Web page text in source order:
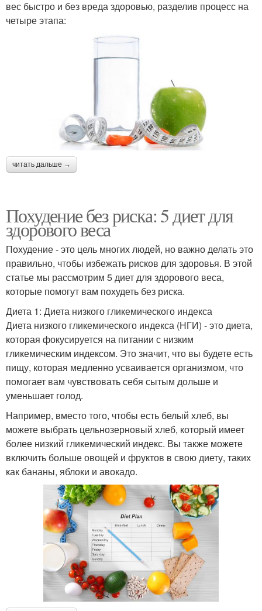
вес быстро и без вреда здоровью, разделив процесс на
четыре этапа:
читать дальше →
Похудение без риска: 5 диет для
здорового веса
Похудение - это цель многих людей, но важно делать это
правильно, чтобы избежать рисков для здоровья. В этой
статье мы рассмотрим 5 диет для здорового веса,
которые помогут вам похудеть без риска.
Диета 1: Диета низкого гликемического индекса
Диета низкого гликемического индекса (НГИ) - это диета,
которая фокусируется на питании с низким
гликемическим индексом. Это значит, что вы будете есть
пищу, которая медленно усваивается организмом, что
помогает вам чувствовать себя сытым дольше и
уменьшает голод.
Например, вместо того, чтобы есть белый хлеб, вы
можете выбрать цельнозерновый хлеб, который имеет
более низкий гликемический индекс. Вы также можете
включить больше овощей и фруктов в свою диету, таких
как бананы, яблоки и авокадо.